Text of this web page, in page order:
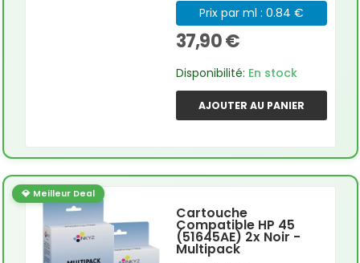
Prix par ml : 0.84 €
37,90 €
Disponibilité: En stock
AJOUTER AU PANIER
💎 Meilleur Deal
Cartouche
Compatible HP 45
(51645AE) 2x Noir -
Multipack